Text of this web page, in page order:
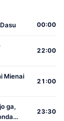
00:00
22:00
Mienai
21:00
ga,
23:30